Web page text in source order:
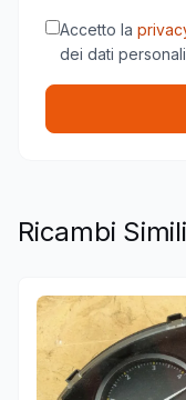
Accetto la
dei dati personali
Ricambi Simili